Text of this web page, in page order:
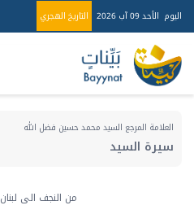
اليوم الأحد 09 آب 2026 التاريخ الهجري
العلامة المرجع السيد محمد حسين فضل الله
سيرة السيد
من النجف الى لبنان